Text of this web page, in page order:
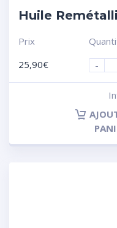
Huile
Prix
25,90€
-